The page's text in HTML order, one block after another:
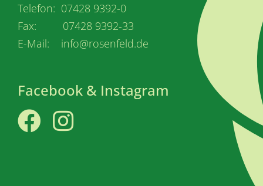
Telefon: 07428 9392-0
Fax: 07428 9392-33
E-Mail: info@rosenfeld.de
Facebook & Instagram